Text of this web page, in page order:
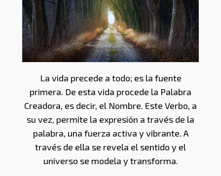
La vida precede a todo; es la fuente
primera. De esta vida procede la Palabra
Creadora, es decir, el Nombre. Este Verbo, a
su vez, permite la expresión a través de la
palabra, una fuerza activa y vibrante. A
través de ella se revela el sentido y el
universo se modela y transforma.